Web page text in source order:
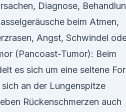
Diagnose,
beim Atmen,
Angst, Schwindel
(Pancoast-Tumor): Beim
es sich um eine seltene
an der Lungenspitze
Rückenschmerzen auch